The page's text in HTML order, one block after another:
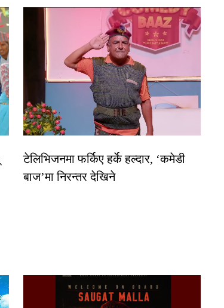
टेलिभिजनमा फर्किए हर्के हल्दार, ‘कमेडी
बाज’मा निरन्तर देखिने